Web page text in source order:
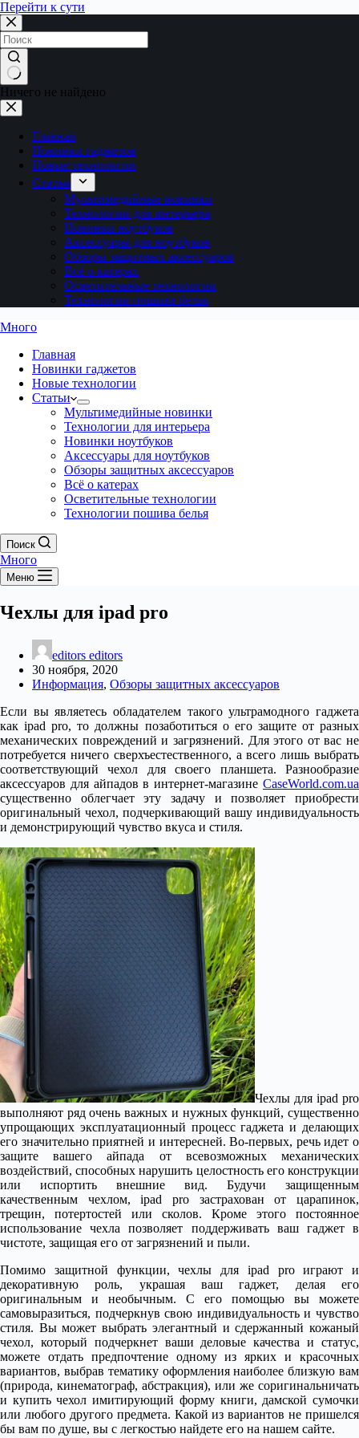
Перейти к сути
Ничего не найдено
Главная
Новинки гаджетов
Новые технологии
Статьи
Мультимедийные новинки
Технологии для интерьера
Новинки ноутбуков
Аксессуары для ноутбуков
Обзоры защитных аксессуаров
Всё о катерах
Осветительные технологии
Технологии пошива белья
Много
Главная
Новинки гаджетов
Новые технологии
Статьи
Мультимедийные новинки
Технологии для интерьера
Новинки ноутбуков
Аксессуары для ноутбуков
Обзоры защитных аксессуаров
Всё о катерах
Осветительные технологии
Технологии пошива белья
Поиск
Много
Меню
Чехлы для ipad pro
editors editors
30 ноября, 2020
Информация, Обзоры защитных аксессуаров
Если вы являетесь обладателем такого ультрамодного гаджета
как ipad pro, то должны позаботиться о его защите от разных
механических повреждений и загрязнений. Для этого от вас не
потребуется ничего сверхъестественного, а всего лишь выбрать
соответствующий чехол для своего планшета. Разнообразие
аксессуаров для айпадов в интернет-магазине CaseWorld.com.ua
существенно облегчает эту задачу и позволяет приобрести
оригинальный чехол, подчеркивающий вашу индивидуальность
и демонстрирующий чувство вкуса и стиля.
Чехлы для ipad pro
выполняют ряд очень важных и нужных функций, существенно
упрощающих эксплуатационный процесс гаджета и делающих
его значительно приятней и интересней. Во-первых, речь идет о
защите вашего айпада от всевозможных механических
воздействий, способных нарушить целостность его конструкции
или испортить внешние вид. Будучи защищенным
качественным чехлом, ipad pro застрахован от царапинок,
трещин, потертостей или сколов. Кроме этого постоянное
использование чехла позволяет поддерживать ваш гаджет в
чистоте, защищая его от загрязнений и пыли.
Помимо защитной функции, чехлы для ipad pro играют и
декоративную роль, украшая ваш гаджет, делая его
оригинальным и необычным. С его помощью вы можете
самовыразиться, подчеркнув свою индивидуальность и чувство
стиля. Вы может выбрать элегантный и сдержанный кожаный
чехол, который подчеркнет ваши деловые качества и статус,
можете отдать предпочтение одному из ярких и красочных
вариантов, выбрав тематику оформления наиболее близкую вам
(природа, кинематограф, абстракция), или же соригинальничать
и купить чехол имитирующий форму книги, дамской сумочки
или любого другого предмета. Какой из вариантов не пришелся
бы вам по душе, вы с легкостью найдете его на нашем сайте.